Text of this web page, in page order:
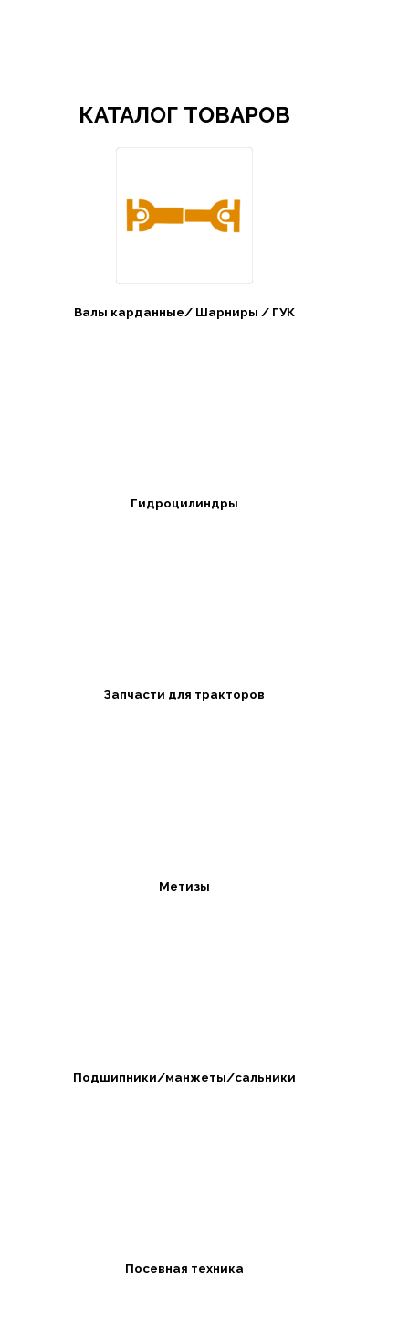
КАТАЛОГ ТОВАРОВ
Валы карданные/ Шарниры / ГУК
Гидроцилиндры
Запчасти для тракторов
Метизы
Подшипники/манжеты/сальники
Посевная техника